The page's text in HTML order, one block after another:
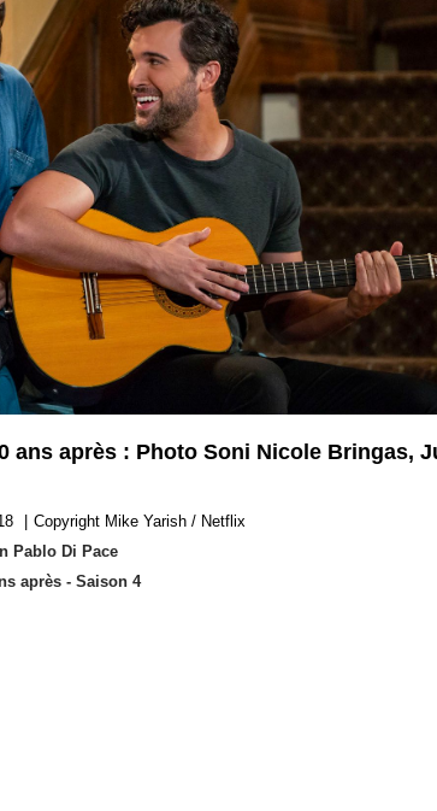
ans après : Photo Soni Nicole Bringas,
Copyright Mike Yarish / Netflix
Pablo Di Pace
après - Saison 4